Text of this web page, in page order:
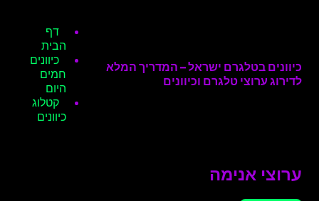
כיוונים בטלגרם ישראל – המדריך המלא
לדירוג ערוצי טלגרם וכיוונים
דף
הבית
כיוונים
חמים
היום
קטלוג
כיוונים
ערוצי אנימה